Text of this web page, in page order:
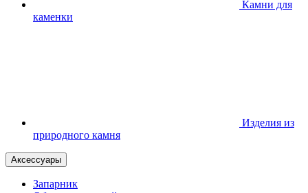
Камни для
каменки
Изделия из
природного камня
Аксессуары
Запарник